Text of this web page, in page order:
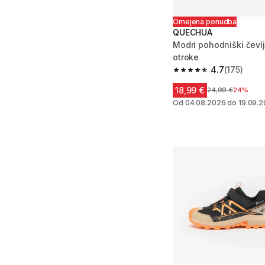
Omejena ponudba
QUECHUA
Modri pohodniški
otroke
4.7
4.7 od 5 zvezdic from
(175)
18,99 € Cena pred
24,99 €24%
Od 04.08.2026 do